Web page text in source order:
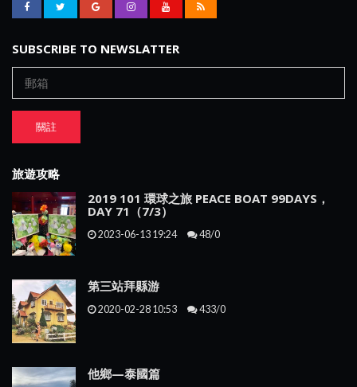
SUBSCRIBE TO NEWSLATTER
關註
旅遊攻略
2019 101 環球之旅 PEACE BOAT 99DAYS，
DAY 71（7/3）
2023-06-13 19:24 48/0
第三站拜縣游
2020-02-28 10:53 433/0
他鄉—泰國篇